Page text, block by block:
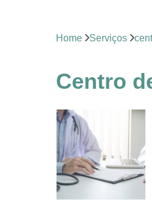
Home Serviços
Centro